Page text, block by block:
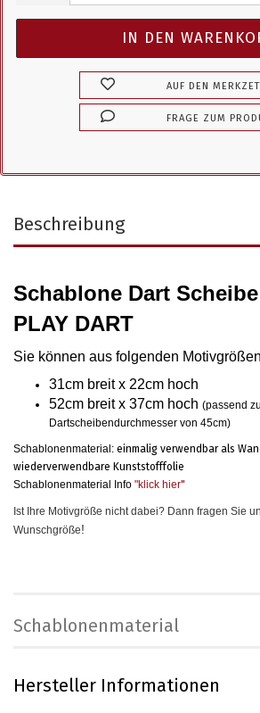
AUF DEN
FRAGE ZUM
Beschreibung
Schablone Dart
PLAY DART
Sie können aus folgenden
31cm breit x 22cm hoch
52cm breit x 37cm hoch (passend
Dartscheibendurchmesser von 45cm)
Schablonenmaterial: einmalig verwendbar als
wiederverwendbare Kunststofffolie
Schablonenmaterial Info "klick hier"
Ist Ihre Motivgröße nicht dabei? Dann fragen Sie
Wunschgröße!
Schablonenmaterial
Hersteller Informationen